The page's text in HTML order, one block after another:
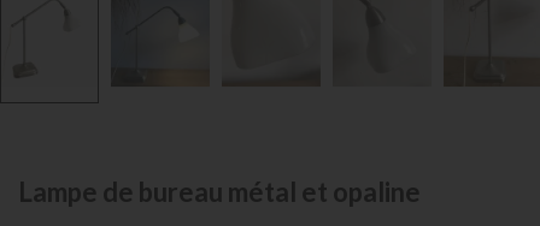
Lampe de bureau métal et opaline